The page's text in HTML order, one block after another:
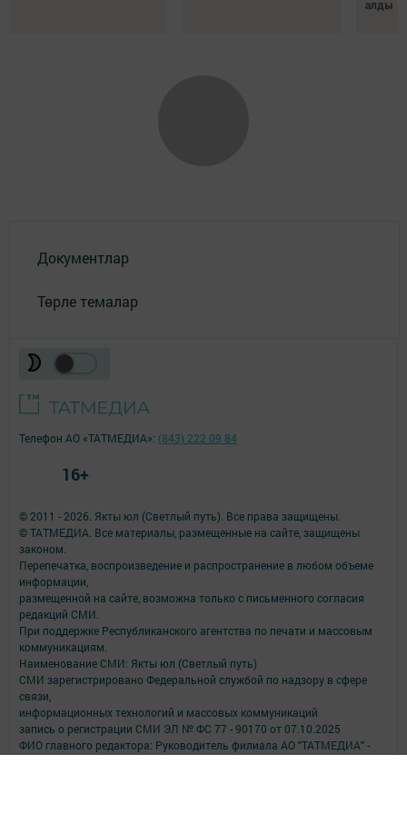
алды
Документлар
Төрле темалар
© 2011 - 2026. Якты юл (Светлый путь). Все права защищены.
© ТАТМЕДИА. Все материалы, размещенные на сайте, защищены
законом.
Перепечатка, воспроизведение и распространение в любом объеме
информации,
размещенной на сайте, возможна только с письменного согласия
редакций СМИ.
При поддержке Республиканского агентства по печати и массовым
коммуникациям.
Наименование СМИ: Якты юл (Светлый путь)
СМИ зарегистрировано Федеральной службой по надзору в сфере
связи,
информационных технологий и массовых коммуникаций
запись о регистрации СМИ ЭЛ № ФС 77 - 90170 от 07.10.2025
ФИО главного редактора: Руководитель филиала АО "ТАТМЕДИА" -
Телефон АО «ТАТМЕДИА»: (843) 222 09 84
16+